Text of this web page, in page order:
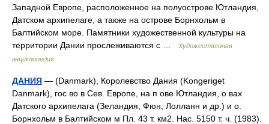
Западной Европе, расположенное на полуострове Ютландия,
Датском архипелаге, а также на острове Борнхольм в
Балтийском море. Памятники художественной культуры на
территории Дании прослеживаются с …
Художественная
энциклопедия
ДАНИЯ — (Danmark), Королевство Дания (Kongeriget
Danmark), гос во в Сев. Европе, на п ове Ютландия, о вах
Датского архипелага (Зеландия, Фюн, Лолланн и др.) и о.
Борнхольм в Балтийском м Пл. 43 т. км2. Нас. 5150 т. ч. (1983).